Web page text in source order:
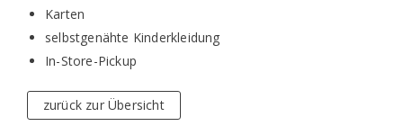
Karten
selbstgenähte Kinderkleidung
In-Store-Pickup
zurück zur Übersicht